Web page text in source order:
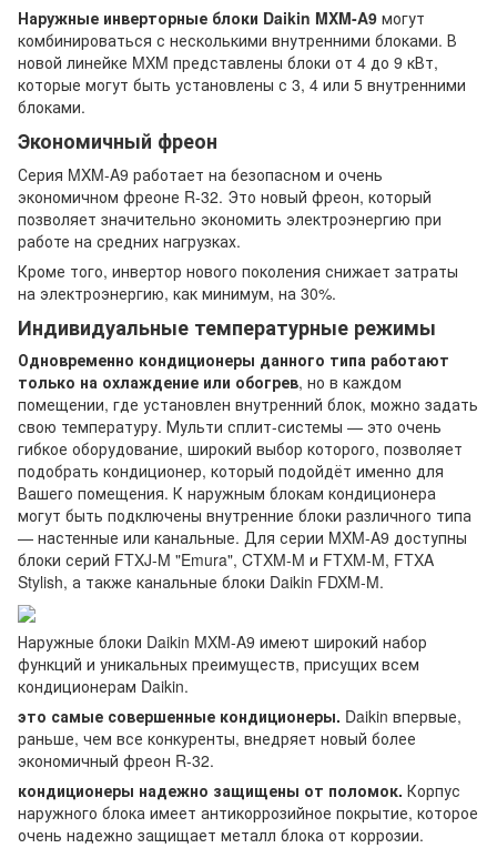
Наружные инверторные блоки Daikin MXM-A9 могут
комбинироваться с несколькими внутренними блоками. В
новой линейке MXM представлены блоки от 4 до 9 кВт,
которые могут быть установлены с 3, 4 или 5 внутренними
блоками.
Экономичный фреон
Серия MXM-A9 работает на безопасном и очень
экономичном фреоне R-32. Это новый фреон, который
позволяет значительно экономить электроэнергию при
работе на средних нагрузках.
Кроме того, инвертор нового поколения снижает затраты
на электроэнергию, как минимум, на 30%.
Индивидуальные температурные режимы
Одновременно кондиционеры данного типа работают
только на охлаждение или обогрев, но в каждом
помещении, где установлен внутренний блок, можно задать
свою температуру. Мульти сплит-системы — это очень
гибкое оборудование, широкий выбор которого, позволяет
подобрать кондиционер, который подойдёт именно для
Вашего помещения. К наружным блокам кондиционера
могут быть подключены внутренние блоки различного типа
— настенные или канальные. Для серии MXM-A9 доступны
блоки серий FTXJ-M "Emura", CTXM-M и FTXM-M, FTXA
Stylish, а также канальные блоки Daikin FDXM-M.
Наружные блоки Daikin MXM-A9 имеют широкий набор
функций и уникальных преимуществ, присущих всем
кондиционерам Daikin.
это самые совершенные кондиционеры. Daikin впервые,
раньше, чем все конкуренты, внедряет новый более
экономичный фреон R-32.
кондиционеры надежно защищены от поломок. Корпус
наружного блока имеет антикоррозийное покрытие, которое
очень надежно защищает металл блока от коррозии.